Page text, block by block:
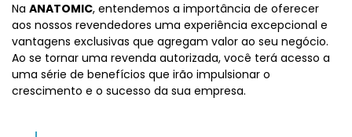
Na ANATOMIC, entendemos a importância de oferecer
aos nossos revendedores uma experiência excepcional e
vantagens exclusivas que agregam valor ao seu negócio.
Ao se tornar uma revenda autorizada, você terá acesso a
uma série de benefícios que irão impulsionar o
crescimento e o sucesso da sua empresa.